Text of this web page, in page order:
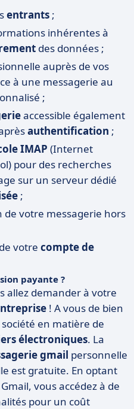
entrants ;
inhérentes à
des données ;
auprès de vos
à une messagerie au
;
accessible également
authentification ;
IMAP (Internet
pour des recherches
sur un serveur dédié
;
de votre messagerie hors
votre compte de
payante ?
allez demander à votre
! A vous de bien
en matière de
électroniques. La
gmail personnelle
est gratuite. En optant
vous accédez à de
pour un coût